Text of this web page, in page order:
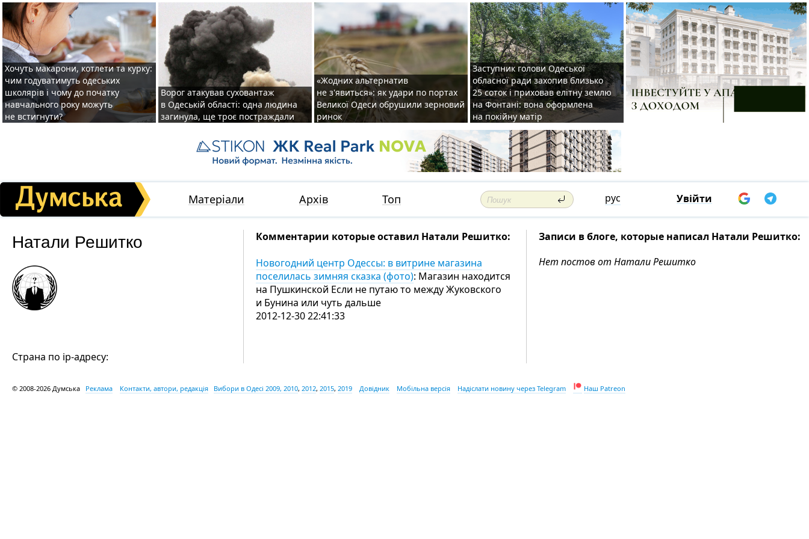
Хочуть макарони, котлети та курку:
чим годуватимуть одеських
школярів і чому до початку
навчального року можуть
не встигнути?
Ворог атакував суховантаж
в Одеській області: одна людина
загинула, ще троє постраждали
«Жодних альтернатив
не з'явиться»: як удари по портах
Великої Одеси обрушили зерновий
ринок
Заступник голови Одеської
обласної ради захопив близько
25 соток і приховав елітну землю
на Фонтані: вона оформлена
на покійну матір
Матеріали Архів Топ рус Увійти
Натали Решитко
Страна по ip-адресу:
Комментарии которые оставил Натали Решитко:
Новогодний центр Одессы: в витрине магазина
поселилась зимняя сказка (фото): Магазин находится
на Пушкинской Если не путаю то между Жуковского
и Бунина или чуть дальше
2012-12-30 22:41:33
Записи в блоге, которые написал Натали Решитко:
Нет постов от Натали Решитко
© 2008-2026 Думська Реклама Контакти, автори, редакція Вибори в Одесі 2009, 2010, 2012, 2015, 2019 Довідник Мобільна версія Надіслати новину через Telegram Наш Patreon